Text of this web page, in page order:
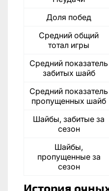
Доля побед
Средний общий
тотал игры
Средний показатель
забитых шайб
Средний показатель
пропущенных шайб
Шайбы, забитые за
сезон
Шайбы,
пропущенные за
сезон
История